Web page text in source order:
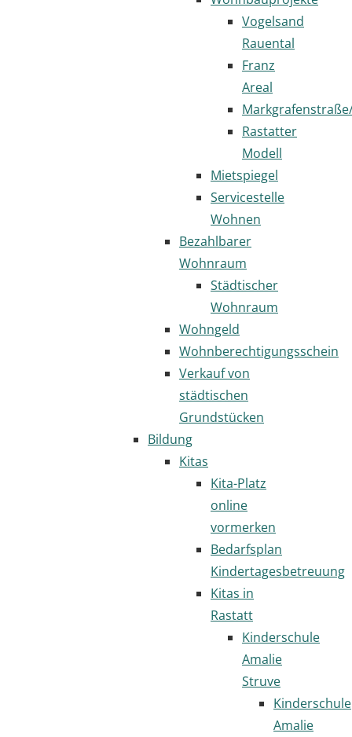
Vogelsand
Rauental
Franz
Areal
Rastatter
Modell
Mietspiegel
Servicestelle
Wohnen
Bezahlbarer
Wohnraum
Städtischer
Wohnraum
Wohngeld
Wohnberechtigungsschein
Verkauf von
städtischen
Grundstücken
Bildung
Kitas
Kita-Platz
online
vormerken
Bedarfsplan
Kindertagesbetreuung
Kitas in
Rastatt
Kinderschule
Amalie
Struve
Kinderschule
Amalie